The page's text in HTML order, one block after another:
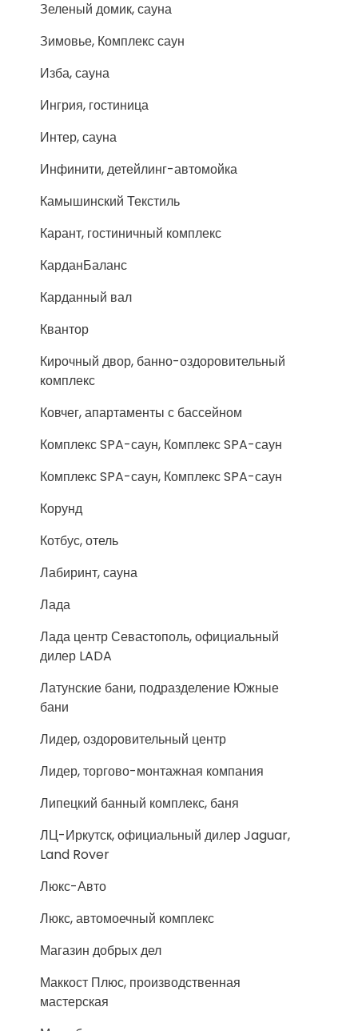
Зеленый домик, сауна
Зимовье, Комплекс саун
Изба, сауна
Ингрия, гостиница
Интер, сауна
Инфинити, детейлинг-автомойка
Камышинский Текстиль
Карант, гостиничный комплекс
КарданБаланс
Карданный вал
Квантор
Кирочный двор, банно-оздоровительный
комплекс
Ковчег, апартаменты с бассейном
Комплекс SPA-саун, Комплекс SPA-саун
Комплекс SPA-саун, Комплекс SPA-саун
Корунд
Котбус, отель
Лабиринт, сауна
Лада
Лада центр Севастополь, официальный
дилер LADA
Латунские бани, подразделение Южные
бани
Лидер, оздоровительный центр
Лидер, торгово-монтажная компания
Липецкий банный комплекс, баня
ЛЦ-Иркутск, официальный дилер Jaguar,
Land Rover
Люкс-Авто
Люкс, автомоечный комплекс
Магазин добрых дел
Маккост Плюс, производственная
мастерская